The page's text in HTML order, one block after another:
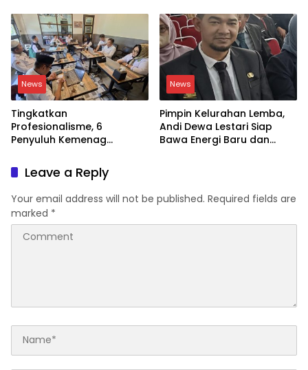
News
Tingkatkan
Profesionalisme, 6
Penyuluh Kemenag
Kenaikan Jabatan
News
Pimpin Kelurahan Lemba,
Andi Dewa Lestari Siap
Bawa Energi Baru dan
Leave a Reply
Your email address will not be published. Required fields are
marked *